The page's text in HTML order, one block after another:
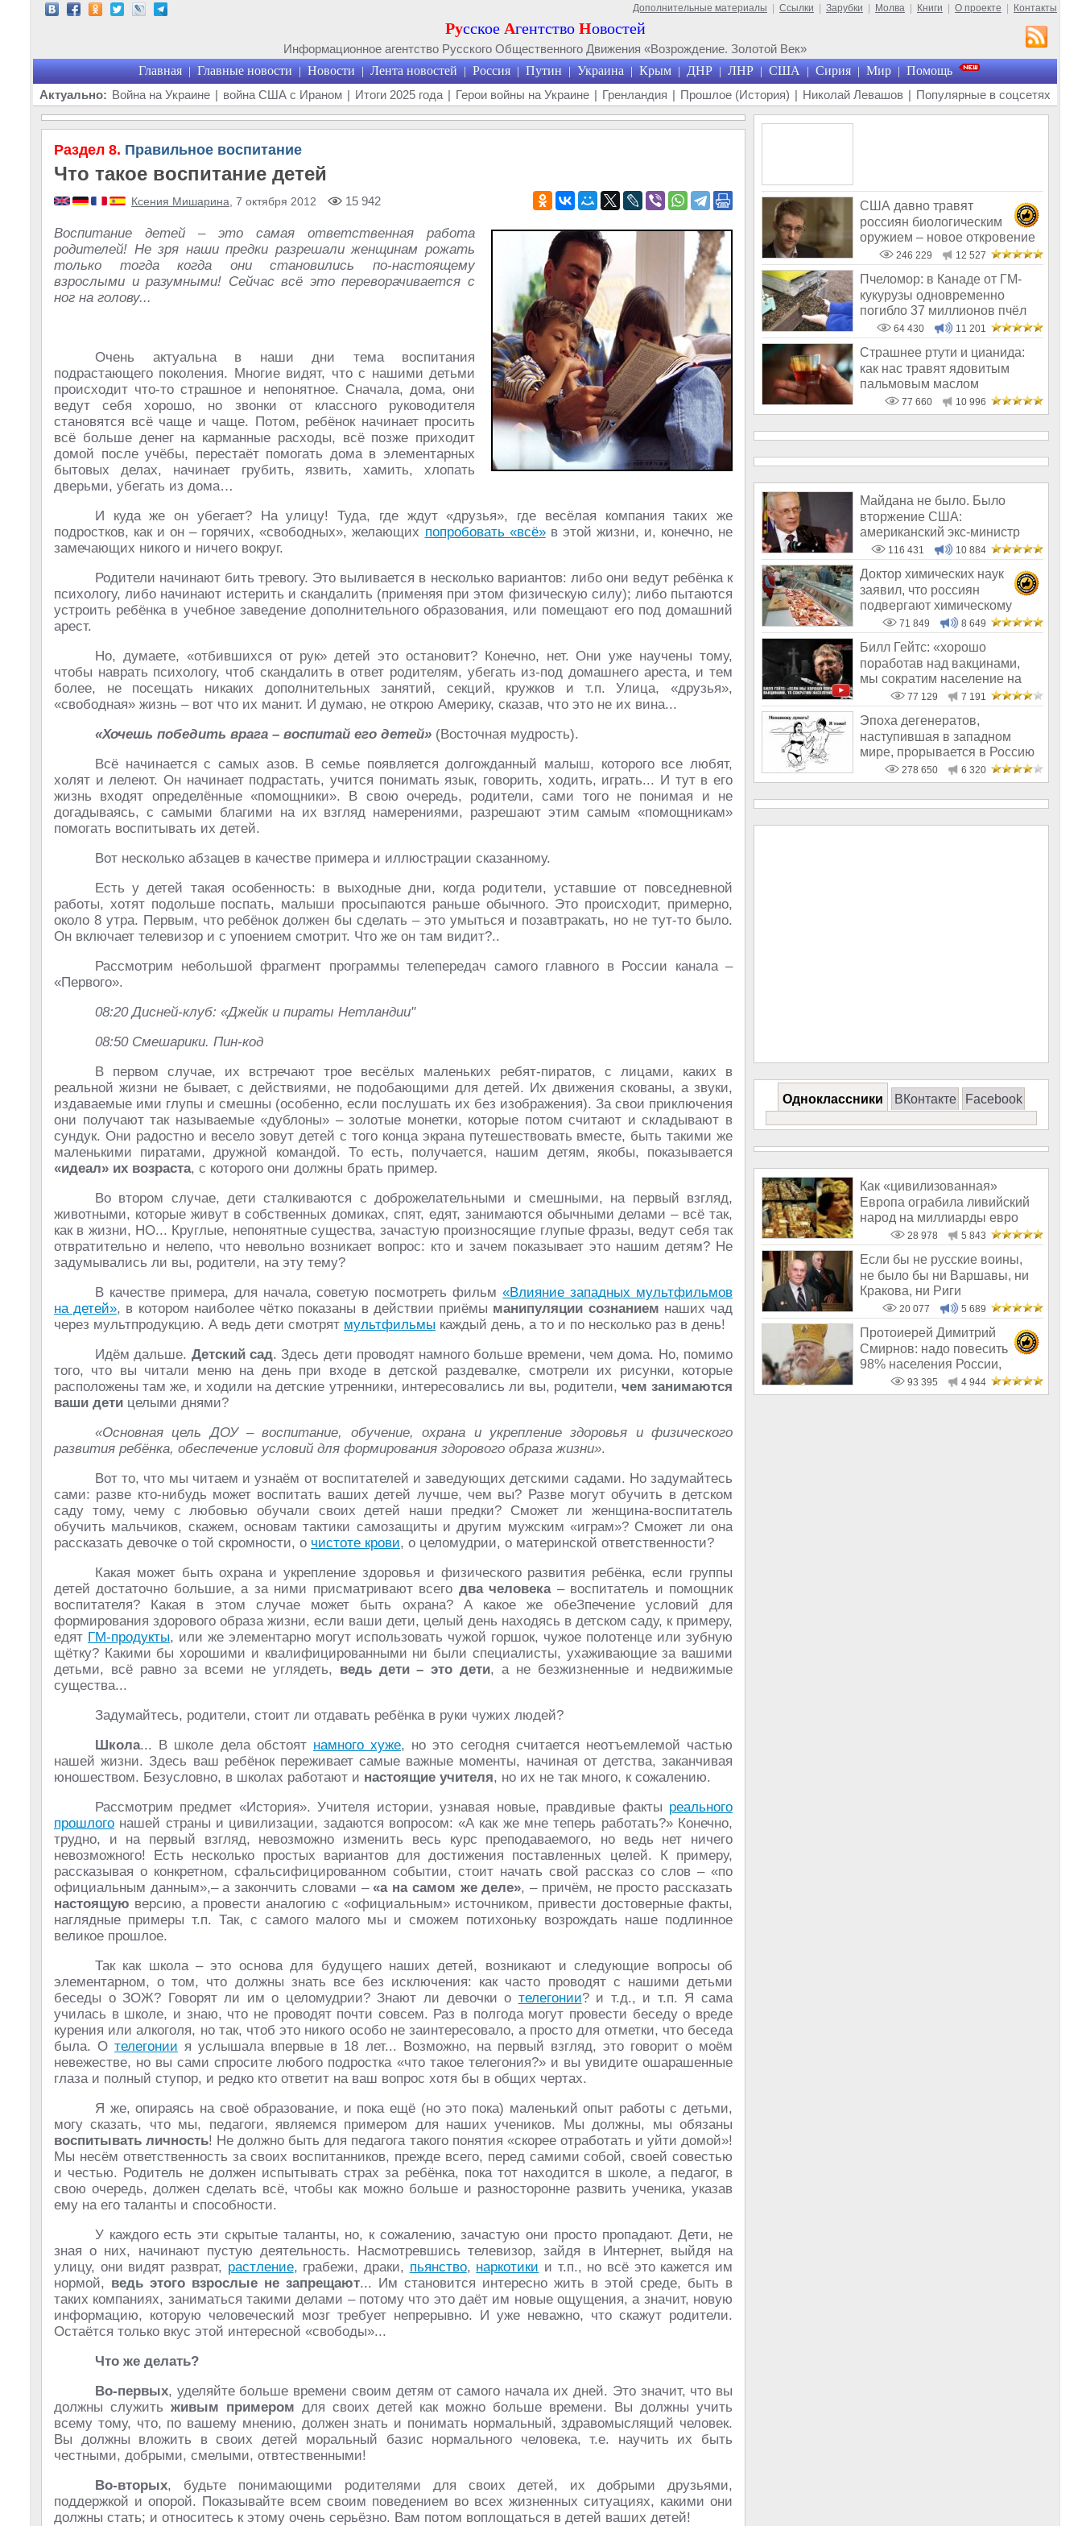
Дополнительные материалы Ссылки Зарубки Молва Книги О проекте Контакты
Русское Агентство Новостей
Информационное агентство Русского Общественного Движения «Возрождение. Золотой Век»
Главная | Главные новости | Новости | Лента новостей | Россия | Путин | Украина | Крым | ДНР | ЛНР | США | Сирия | Мир | Помощь
Актуально: Война на Украине | война США с Ираном | Итоги 2025 года | Герои войны на Украине | Гренландия | Прошлое (История) | Николай Левашов | Популярные в соцсетях
Раздел 8. Правильное воспитание
Что такое воспитание детей
Ксения Мишарина , 7 октября 2012 15 942
Воспитание детей – это самая ответственная работа
родителей! Не зря наши предки разрешали женщинам рожать
только тогда когда они становились по-настоящему
взрослыми и разумными! Сейчас всё это переворачивается с
ног на голову...
Очень актуальна в наши дни тема воспитания
подрастающего поколения. Многие видят, что с нашими детьми
происходит что-то страшное и непонятное. Сначала, дома, они
ведут себя хорошо, но звонки от классного руководителя
становятся всё чаще и чаще. Потом, ребёнок начинает просить
всё больше денег на карманные расходы, всё позже приходит
домой после учёбы, перестаёт помогать дома в элементарных
бытовых делах, начинает грубить, язвить, хамить, хлопать
дверьми, убегать из дома…
И куда же он убегает? На улицу! Туда, где ждут «друзья», где весёлая компания таких же
подростков, как и он – горячих, «свободных», желающих попробовать «всё»в этой жизни, и, конечно, не
замечающих никого и ничего вокруг.
Родители начинают бить тревогу. Это выливается в несколько вариантов: либо они ведут ребёнка к
психологу, либо начинают истерить и скандалить (применяя при этом физическую силу); либо пытаются
устроить ребёнка в учебное заведение дополнительного образования, или помещают его под домашний
арест.
Но, думаете, «отбившихся от рук» детей это остановит? Конечно, нет. Они уже научены тому,
чтобы наврать психологу, чтоб скандалить в ответ родителям, убегать из-под домашнего ареста, и тем
более, не посещать никаких дополнительных занятий, секций, кружков и т.п. Улица, «друзья»,
«свободная» жизнь – вот что их манит. И думаю, не открою Америку, сказав, что это не их вина...
«Хочешь победить врага – воспитай его детей» (Восточная мудрость).
Всё начинается с самых азов. В семье появляется долгожданный малыш, которого все любят,
холят и лелеют. Он начинает подрастать, учится понимать язык, говорить, ходить, играть... И тут в его
жизнь входят определённые «помощники». В свою очередь, родители, сами того не понимая и не
догадываясь, с самыми благими на их взгляд намерениями, разрешают этим самым «помощникам»
помогать воспитывать их детей.
Вот несколько абзацев в качестве примера и иллюстрации сказанному.
Есть у детей такая особенность: в выходные дни, когда родители, уставшие от повседневной
работы, хотят подольше поспать, малыши просыпаются раньше обычного. Это происходит, примерно,
около 8 утра. Первым, что ребёнок должен бы сделать – это умыться и позавтракать, но не тут-то было.
Он включает телевизор и с упоением смотрит. Что же он там видит?..
Рассмотрим небольшой фрагмент программы телепередач самого главного в России канала –
«Первого».
08:20 Дисней-клуб: «Джейк и пираты Нетландии"
08:50 Смешарики. Пин-код
В первом случае, их встречают трое весёлых маленьких ребят-пиратов, с лицами, каких в
реальной жизни не бывает, с действиями, не подобающими для детей. Их движения скованы, а звуки,
издаваемые ими глупы и смешны (особенно, если послушать их без изображения). За свои приключения
они получают так называемые «дублоны» – золотые монетки, которые потом считают и складывают в
сундук. Они радостно и весело зовут детей с того конца экрана путешествовать вместе, быть такими же
маленькими пиратами, дружной командой. То есть, получается, нашим детям, якобы, показывается
«идеал» их возраста, с которого они должны брать пример.
Во втором случае, дети сталкиваются с доброжелательными и смешными, на первый взгляд,
животными, которые живут в собственных домиках, спят, едят, занимаются обычными делами – всё так,
как в жизни, НО... Круглые, непонятные существа, зачастую произносящие глупые фразы, ведут себя так
отвратительно и нелепо, что невольно возникает вопрос: кто и зачем показывает это нашим детям? Не
задумывались ли вы, родители, на эту тему?
В качестве примера, для начала, советую посмотреть фильм«Влияние западных мультфильмов
на детей», в котором наиболее чётко показаны в действии приёмы манипуляции сознанием наших чад
через мультпродукцию. А ведь дети смотрят мультфильмы каждый день, а то и по несколько раз в день!
Идём дальше. Детский сад. Здесь дети проводят намного больше времени, чем дома. Но, помимо
того, что вы читали меню на день при входе в детской раздевалке, смотрели их рисунки, которые
расположены там же, и ходили на детские утренники, интересовались ли вы, родители, чем занимаются
ваши дети целыми днями?
«Основная цель ДОУ – воспитание, обучение, охрана и укрепление здоровья и физического
развития ребёнка, обеспечение условий для формирования здорового образа жизни».
Вот то, что мы читаем и узнаём от воспитателей и заведующих детскими садами. Но задумайтесь
сами: разве кто-нибудь может воспитать ваших детей лучше, чем вы? Разве могут обучить в детском
саду тому, чему с любовью обучали своих детей наши предки? Сможет ли женщина-воспитатель
обучить мальчиков, скажем, основам тактики самозащиты и другим мужским «играм»? Сможет ли она
рассказать девочке о той скромности, о чистоте крови, о целомудрии, о материнской ответственности?
Какая может быть охрана и укрепление здоровья и физического развития ребёнка, если группы
детей достаточно большие, а за ними присматривают всего два человека– воспитатель и помощник
воспитателя? Какая в этом случае может быть охрана? А какое же обеЗпечение условий для
формирования здорового образа жизни, если ваши дети, целый день находясь в детском саду, к примеру,
едят ГМ-продукты, или же элементарно могут использовать чужой горшок, чужое полотенце или зубную
щётку? Какими бы хорошими и квалифицированными ни были специалисты, ухаживающие за вашими
детьми, всё равно за всеми не углядеть, ведь дети – это дети, а не безжизненные и недвижимые
существа...
Задумайтесь, родители, стоит ли отдавать ребёнка в руки чужих людей?
Школа... В школе дела обстоят намного хуже, но это сегодня считается неотъемлемой частью
нашей жизни. Здесь ваш ребёнок переживает самые важные моменты, начиная от детства, заканчивая
юношеством. Безусловно, в школах работают и настоящие учителя, но их не так много, к сожалению.
Рассмотрим предмет «История». Учителя истории, узнавая новые, правдивые факты реального
прошлого нашей страны и цивилизации, задаются вопросом: «А как же мне теперь работать?» Конечно,
трудно, и на первый взгляд, невозможно изменить весь курс преподаваемого, но ведь нет ничего
невозможного! Есть несколько простых вариантов для достижения поставленных целей. К примеру,
рассказывая о конкретном, сфальсифицированном событии, стоит начать свой рассказ со слов – «по
официальным данным»,– а закончить словами –«а на самом же деле», – причём, не просто рассказать
настоящую версию, а провести аналогию с «официальным» источником, привести достоверные факты,
наглядные примеры т.п. Так, с самого малого мы и сможем потихоньку возрождать наше подлинное
великое прошлое.
Так как школа – это основа для будущего наших детей, возникают и следующие вопросы об
элементарном, о том, что должны знать все без исключения: как часто проводят с нашими детьми
беседы о ЗОЖ? Говорят ли им о целомудрии? Знают ли девочки о телегонии? и т.д., и т.п. Я сама
училась в школе, и знаю, что не проводят почти совсем. Раз в полгода могут провести беседу о вреде
курения или алкоголя, но так, чтоб это никого особо не заинтересовало, а просто для отметки, что беседа
была. Отелегонии я услышала впервые в 18 лет... Возможно, на первый взгляд, это говорит о моём
невежестве, но вы сами спросите любого подростка «что такое телегония?» и вы увидите ошарашенные
глаза и полный ступор, и редко кто ответит на ваш вопрос хотя бы в общих чертах.
Я же, опираясь на своё образование, и пока ещё (но это пока) маленький опыт работы с детьми,
могу сказать, что мы, педагоги, являемся примером для наших учеников. Мы должны, мы обязаны
воспитывать личность! Не должно быть для педагога такого понятия «скорее отработать и уйти домой»!
Мы несём ответственность за своих воспитанников, прежде всего, перед самими собой, своей совестью
и честью. Родитель не должен испытывать страх за ребёнка, пока тот находится в школе, а педагог, в
свою очередь, должен сделать всё, чтобы как можно больше и разносторонне развить ученика, указав
ему на его таланты и способности.
У каждого есть эти скрытые таланты, но, к сожалению, зачастую они просто пропадают. Дети, не
зная о них, начинают пустую деятельность. Насмотревшись телевизор, зайдя в Интернет, выйдя на
улицу, они видят разврат, растление, грабежи, драки, пьянство, наркотики и т.п., но всё это кажется им
нормой, ведь этого взрослые не запрещают... Им становится интересно жить в этой среде, быть в
таких компаниях, заниматься такими делами – потому что это даёт им новые ощущения, а значит, новую
информацию, которую человеческий мозг требует непрерывно. И уже неважно, что скажут родители.
Остаётся только вкус этой интересной «свободы»...
Что же делать?
Во-первых, уделяйте больше времени своим детям от самого начала их дней. Это значит, что вы
должны служить живым примером для своих детей как можно больше времени. Вы должны учить
всему тому, что, по вашему мнению, должен знать и понимать нормальный, здравомыслящий человек.
Вы должны вложить в своих детей моральный базис нормального человека, т.е. научить их быть
честными, добрыми, смелыми, отвтественными!
Во-вторых, будьте понимающими родителями для своих детей, их добрыми друзьями,
поддержкой и опорой. Показывайте всем своим поведением во всех жизненных ситуациях, какими они
должны стать; и относитесь к этому очень серьёзно. Вам потом воплощаться в детей ваших детей!
США давно травят
россиян биологическим
оружием – новое откровение
Эдварда Сноудена
246 229 12 527
Пчеломор: в Канаде от ГМ-
кукурузы одновременно
погибло 37 миллионов пчёл
64 430 11 201
Страшнее ртути и цианида:
как нас травят ядовитым
пальмовым маслом
77 660 10 996
Майдана не было. Было
вторжение США:
американский экс-министр
написал открытое пись
116 431 10 884
Доктор химических наук
заявил, что россиян
подвергают химическому
геноциду71 849 8 649
Билл Гейтс: «хорошо
поработав над вакцинами,
мы сократим население на
10-15%»77 129 7 191
Эпоха дегенератов,
наступившая в западном
мире, прорывается в Россию
278 650 6 320
Одноклассники ВКонтакте Facebook
Как «цивилизованная»
Европа ограбила ливийский
народ на миллиарды евро
28 978 5 843
Если бы не русские воины,
не было бы ни Варшавы, ни
Кракова, ни Риги
20 077 5 689
Протоиерей Димитрий
Смирнов: надо повесить
98% населения России,
чтобы восторжество
93 395 4 944